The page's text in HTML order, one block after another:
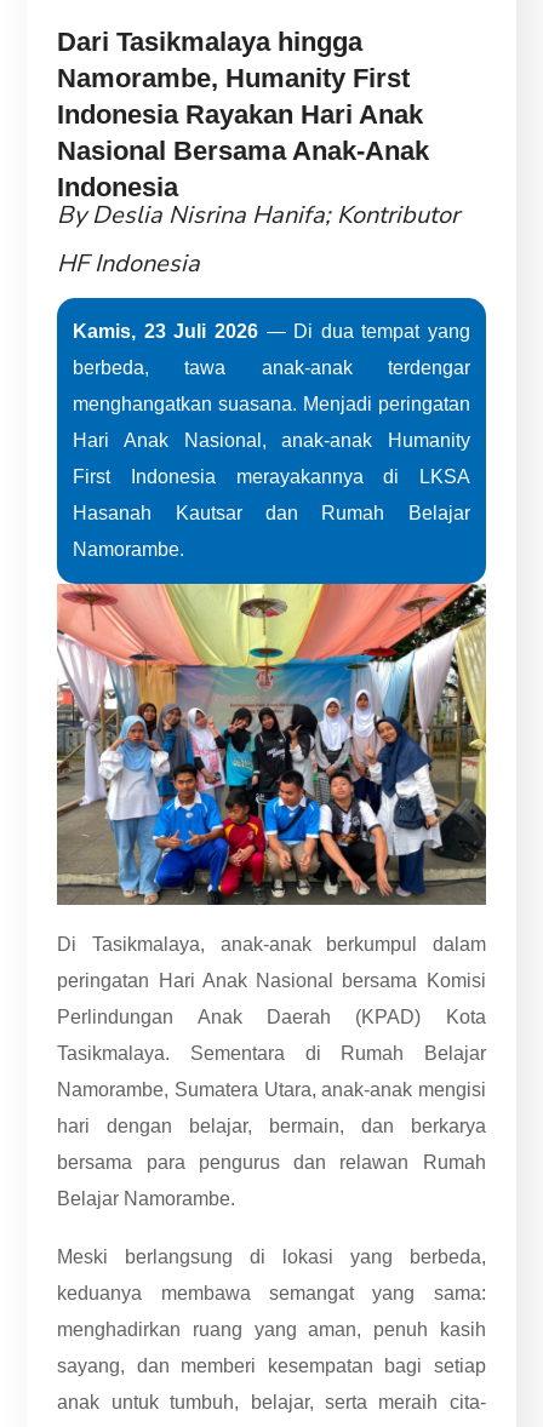
Dari Tasikmalaya hingga
Namorambe, Humanity First
Indonesia Rayakan Hari Anak
Nasional Bersama Anak-Anak
Indonesia
By Deslia Nisrina Hanifa; Kontributor
HF Indonesia
Kamis, 23 Juli 2026— Di dua tempat yang
berbeda, tawa anak-anak terdengar
menghangatkan suasana. Menjadi peringatan
Hari Anak Nasional, anak-anak Humanity
First Indonesia merayakannya di LKSA
Hasanah Kautsar dan Rumah Belajar
Namorambe.
Di Tasikmalaya, anak-anak berkumpul dalam
peringatan Hari Anak Nasional bersama Komisi
Perlindungan Anak Daerah (KPAD) Kota
Tasikmalaya. Sementara di Rumah Belajar
Namorambe, Sumatera Utara, anak-anak mengisi
hari dengan belajar, bermain, dan berkarya
bersama para pengurus dan relawan Rumah
Belajar Namorambe.
Meski berlangsung di lokasi yang berbeda,
keduanya membawa semangat yang sama:
menghadirkan ruang yang aman, penuh kasih
sayang, dan memberi kesempatan bagi setiap
anak untuk tumbuh, belajar, serta meraih cita-